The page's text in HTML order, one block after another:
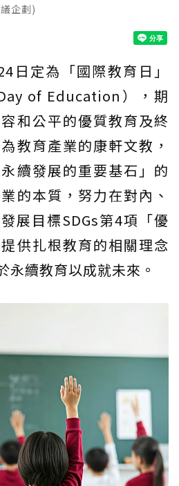
企劃)
日定為「國際教育日」
of Education），期
和公平的優質教育及終
教育產業的康軒文教，
續發展的重要基石」的
的本質，努力在對內、
展目標SDGs第4項「優
供扎根教育的相關理念
永續教育以成就未來。